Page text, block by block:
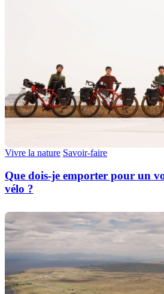
Vivre la nature Savoir-faire
Que dois-je emporter pour un
vélo ?